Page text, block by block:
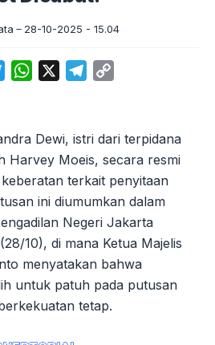
28-10-2025 - 15.04
TwitterWhatsApp Telegram
Dewi, istri dari terpidana
Harvey Moeis, secara resmi
terkait penyitaan
ini diumumkan dalam
Negeri Jakarta
10), di mana Ketua Majelis
menyatakan bahwa
untuk patuh pada putusan
tetap.